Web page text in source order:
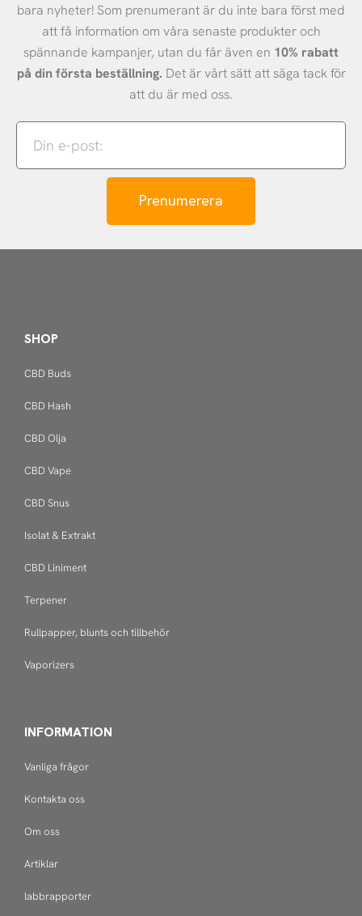
bara nyheter! Som prenumerant är du inte bara först med
att få information om våra senaste produkter och
spännande kampanjer, utan du får även en 10% rabatt
på din första beställning. Det är vårt sätt att säga tack för
att du är med oss.
Din
Prenumerera
SHOP
CBD Buds
CBD Hash
CBD Olja
CBD Vape
CBD Snus
Isolat & Extrakt
CBD Liniment
Terpener
Rullpapper, blunts och tillbehör
Vaporizers
INFORMATION
Vanliga frågor
Kontakta oss
Om oss
Artiklar
labbrapporter